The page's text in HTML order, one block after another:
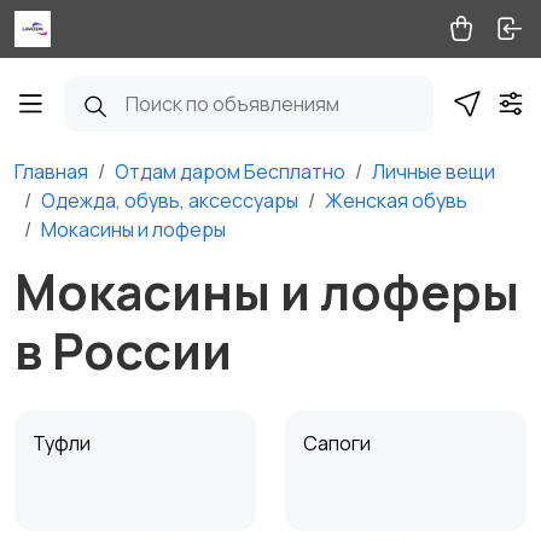
Главная Отдам даром Бесплатно
Личные вещи
Одежда, обувь, аксессуары
Женская обувь
Мокасины и лоферы
Мокасины и лоферы
в России
Туфли Сапоги